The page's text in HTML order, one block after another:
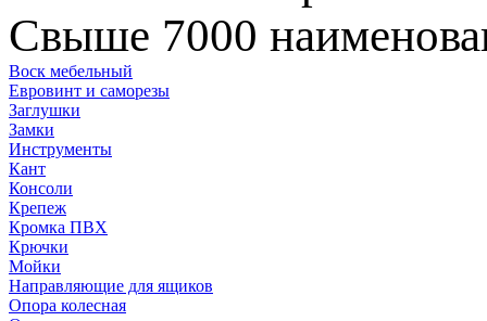
Свыше 7000
Воск мебельный
Евровинт и саморезы
Заглушки
Замки
Инструменты
Кант
Консоли
Крепеж
Кромка ПВХ
Крючки
Мойки
Направляющие для ящиков
Опора колесная